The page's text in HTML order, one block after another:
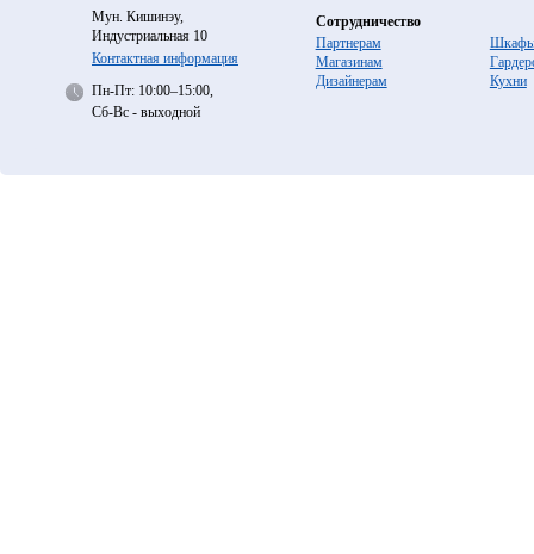
Мун. Кишинэу,
Индустриальная 10
Контактная информация
Пн-Пт: 10:00–15:00,
Сб-Вс - выходной
Сотрудничество
Партнерам
Магазинам
Дизайнерам
Кухни